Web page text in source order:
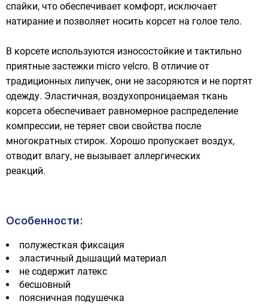
спайки, что обеспечивает комфорт, исключает
натирание и позволяет носить корсет на голое тело.
В корсете используются износостойкие и тактильно
приятные застежки micro velcro. В отличие от
традиционных липучек, они не засоряются и не портят
одежду. Эластичная, воздухопроницаемая ткань
корсета обеспечивает равномерное распределение
компрессии, не теряет свои свойства после
многократных стирок. Хорошо пропускает воздух,
отводит влагу, не вызывает аллергических
реакций.
Особенности:
полужесткая фиксация
эластичный дышащий материал
не содержит латекс
бесшовный
поясничная подушечка